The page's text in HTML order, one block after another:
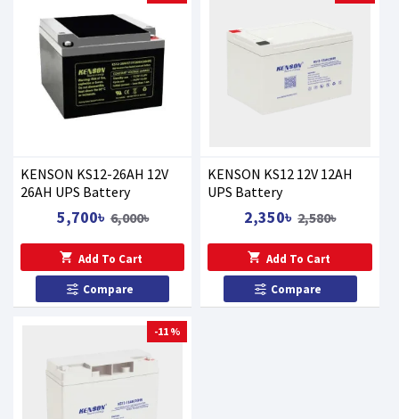
KENSON KS12-26AH 12V
26AH UPS Battery
5,700৳ 6,000৳
Add To Cart
Compare
KENSON KS12 12V 12AH
UPS Battery
2,350৳ 2,580৳
Add To Cart
Compare
-11 %